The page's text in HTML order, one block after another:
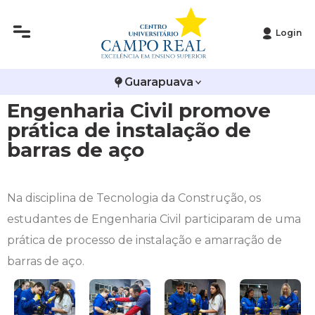
Login
Guarapuava
Engenharia Civil promove
prática de instalação de
barras de aço
Na disciplina de Tecnologia da Construção, os
estudantes de Engenharia Civil participaram de uma
prática de processo de instalação e amarração de
barras de aço.
Infraestrutura
Editais
Publicações Institucionais
Arquitetura e Urbanismo
Biomedicina
Ciências Contábeis
Direito
Enfermagem
Engenharia Agronômica
Engenharia Civil
Vestibular de Inverno
Vestibular de Medicina
2ª Via de Boleto
Atestado de Matrícula
Atividades Complementares e Sociais
Biblioteca
Calendário Acadêmico
Calendário de Provas
Carteirinha de Estudante
Central de Estágios - TCC
Avalie a Campo Real
Bolsas e Incentivos
CPA
COLAP
Comissão de Ética no Uso de Animais
Comitê de Ética em Pesquisa
Diploma Digital
Educação em Direitos Humanos